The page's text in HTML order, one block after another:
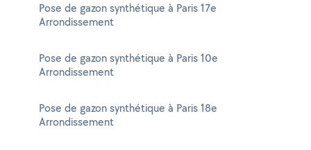
Pose de gazon synthétique à Paris 17e
Arrondissement
Pose de gazon synthétique à Paris 10e
Arrondissement
Pose de gazon synthétique à Paris 18e
Arrondissement